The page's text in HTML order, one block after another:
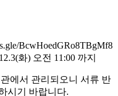
BcwHoedGRo8TBgMf8
화) 오전 11:00 까지
에서 관리되오니 서류 반
시기 바랍니다.